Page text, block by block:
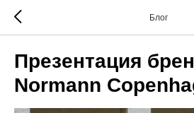
Блог
Презентация
Normann